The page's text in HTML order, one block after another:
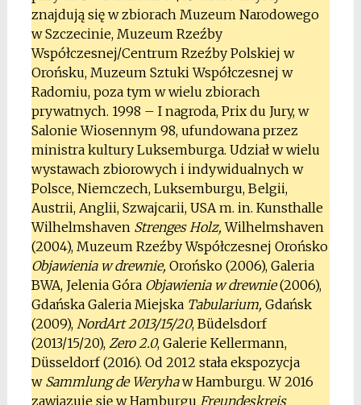
znajdują się w zbiorach Muzeum Narodowego
w Szczecinie, Muzeum Rzeźby
Współczesnej/Centrum Rzeźby Polskiej w
Orońsku, Muzeum Sztuki Współczesnej w
Radomiu, poza tym w wielu zbiorach
prywatnych. 1998 – I nagroda, Prix du Jury, w
Salonie Wiosennym 98, ufundowana przez
ministra kultury Luksemburga. Udział w wielu
wystawach zbiorowych i indywidualnych w
Polsce, Niemczech, Luksemburgu, Belgii,
Austrii, Anglii, Szwajcarii, USA m. in. Kunsthalle
Wilhelmshaven Strenges Holz,Wilhelmshaven
(2004), Muzeum Rzeźby Współczesnej Orońsko
Objawienia w drewnie, Orońsko (2006), Galeria
BWA, Jelenia Góra Objawienia w drewnie(2006),
Gdańska Galeria Miejska Tabularium, Gdańsk
(2009), NordArt 2013/15/20, Büdelsdorf
(2013/15/20), Zero 2.0, Galerie Kellermann,
Düsseldorf (2016). Od 2012 stała ekspozycja
w Sammlung de Weryhaw Hamburgu. W 2016
zawiązuje się w Hamburgu Freundeskreis